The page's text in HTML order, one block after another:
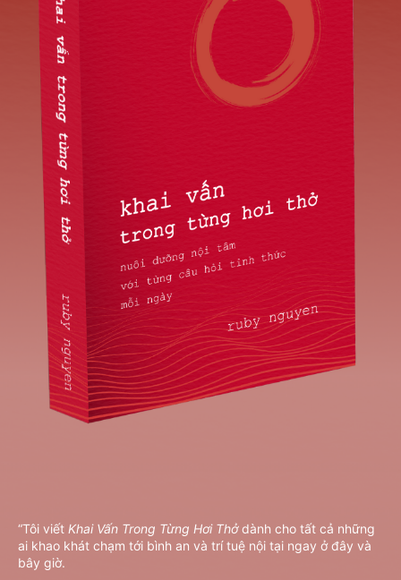
“Tôi viết Khai Vấn Trong Từng Hơi Thởdành cho tất cả những
ai khao khát chạm tới bình an và trí tuệ nội tại ngay ở đây và
bây giờ.